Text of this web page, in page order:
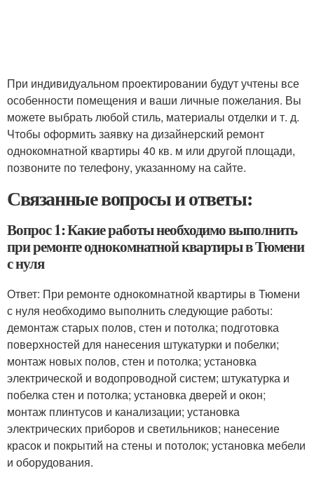
При индивидуальном проектировании будут учтены все
особенности помещения и ваши личные пожелания. Вы
можете выбрать любой стиль, материалы отделки и т. д.
Чтобы оформить заявку на дизайнерский ремонт
однокомнатной квартиры 40 кв. м или другой площади,
позвоните по телефону, указанному на сайте.
Связанные вопросы и ответы:
Вопрос 1: Какие работы необходимо выполнить
при ремонте однокомнатной квартиры в Тюмени
с нуля
Ответ: При ремонте однокомнатной квартиры в Тюмени
с нуля необходимо выполнить следующие работы:
демонтаж старых полов, стен и потолка; подготовка
поверхностей для нанесения штукатурки и побелки;
монтаж новых полов, стен и потолка; установка
электрической и водопроводной систем; штукатурка и
побелка стен и потолка; установка дверей и окон;
монтаж плинтусов и канализации; установка
электрических приборов и светильников; нанесение
красок и покрытий на стены и потолок; установка мебели
и оборудования.